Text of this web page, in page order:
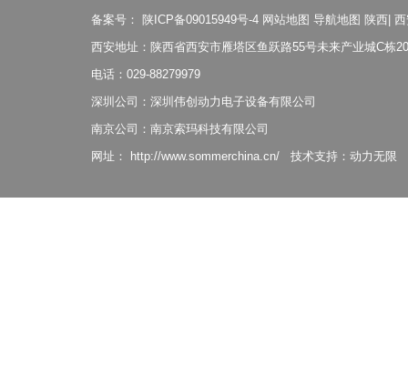
备案号：
陕ICP备09015949号-4 网站地图 导航地图 陕西
西安地址：陕西省西安市雁塔区鱼跃路55号未来产业城C栋
电话：029-88279979
深圳公司：深圳伟创动力电子设备有限公司
南京公司：南京索玛科技有限公司
网址：
http://www.sommerchina.cn/ 技术支持： 动力无限